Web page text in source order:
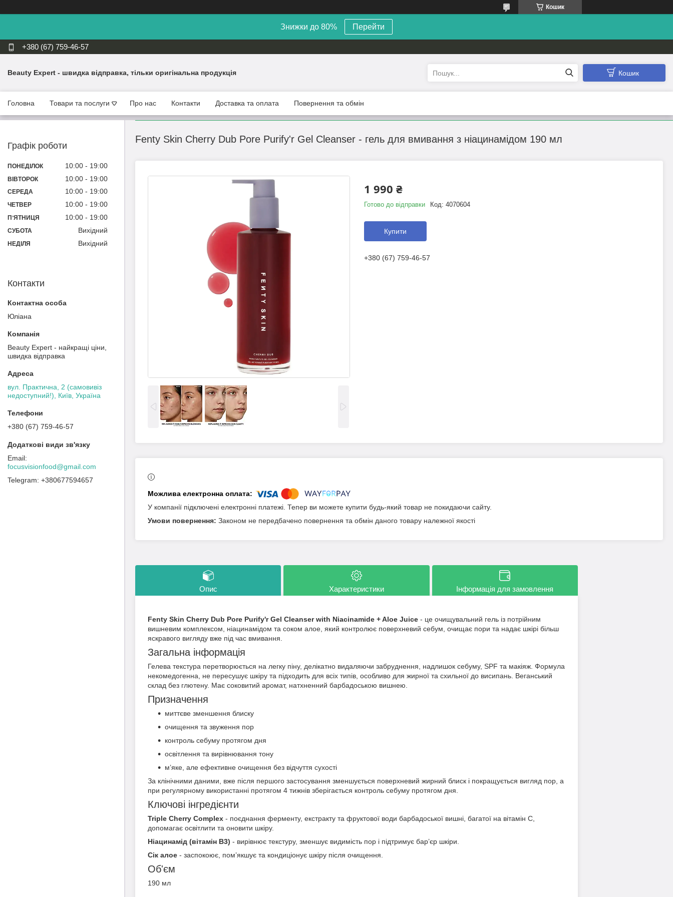
Кошик
Знижки до 80% Перейти
+380 (67) 759-46-57
Beauty Expert - швидка відправка, тільки оригінальна продукція Кошик
Головна Товари та послуги Про нас Контакти Доставка та оплата Повернення та обмін
Fenty Skin Cherry Dub Pore Purify'r Gel Cleanser - гель для вмивання з ніацинамідом 190 мл
1 990 ₴
Готово до відправки Код: 4070604
Купити
+380 (67) 759-46-57
У компанії підключені електронні платежі. Тепер ви можете купити будь-який товар не покидаючи сайту.
Законом не передбачено повернення та обмін даного товару належної якості
Опис Характеристики Інформація для замовлення
Fenty Skin Cherry Dub Pore Purify'r Gel Cleanser with Niacinamide + Aloe Juice - це очищувальний гель із потрійним
вишневим комплексом, ніацинамідом та соком алое, який контролює поверхневий себум, очищає пори та надає шкірі більш
яскравого вигляду вже під час вмивання.
Загальна інформація
Гелева текстура перетворюється на легку піну, делікатно видаляючи забруднення, надлишок себуму, SPF та макіяж. Формула
некомедогенна, не пересушує шкіру та підходить для всіх типів, особливо для жирної та схильної до висипань. Веганський
склад без глютену. Має соковитий аромат, натхненний барбадоською вишнею.
Призначення
миттєве зменшення блиску
очищення та звуження пор
контроль себуму протягом дня
освітлення та вирівнювання тону
м’яке, але ефективне очищення без відчуття сухості
За клінічними даними, вже після першого застосування зменшується поверхневий жирний блиск і покращується вигляд пор, а
при регулярному використанні протягом 4 тижнів зберігається контроль себуму протягом дня.
Ключові інгредієнти
Triple Cherry Complex - поєднання ферменту, екстракту та фруктової води барбадоської вишні, багатої на вітамін C,
допомагає освітлити та оновити шкіру.
Ніацинамід (вітамін B3) - вирівнює текстуру, зменшує видимість пор і підтримує бар’єр шкіри.
Сік алое - заспокоює, пом’якшує та кондиціонує шкіру після очищення.
Об'єм
190 мл
Графік роботи
ПОНЕДІЛОК 10:00 19:00
ВІВТОРОК 10:00 19:00
СЕРЕДА 10:00 19:00
ЧЕТВЕР 10:00 19:00
ПʼЯТНИЦЯ 10:00 19:00
СУБОТА Вихідний
НЕДІЛЯ Вихідний
Контакти
Юліана
Beauty Expert - найкращі ціни,
швидка відправка
вул. Практична, 2 (самовивіз
недоступний!), Київ, Україна
+380 (67) 759-46-57
focusvisionfood@gmail.com
+380677594657